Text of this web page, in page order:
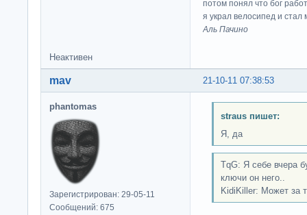
потом понял что бог
я украл велосипед и стал
Аль Пачино
Неактивен
21-10-11 07:38:53
mav
phantomas
Зарегистрирован: 29-05-11
Сообщений: 675
straus пишет:
Я, да
TqG: Я себе вчера
ключи он него..
KidiKiller: Может за